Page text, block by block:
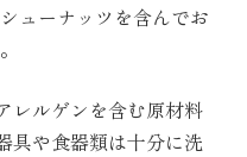
ューナッツを含んでお
レルゲンを含む原材料
具や食器類は十分に洗